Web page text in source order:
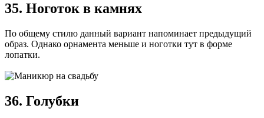
35. Ноготок в камнях
По общему стилю данный вариант напоминает предыдущий
образ. Однако орнамента меньше и ноготки тут в форме
лопатки.
36. Голубки